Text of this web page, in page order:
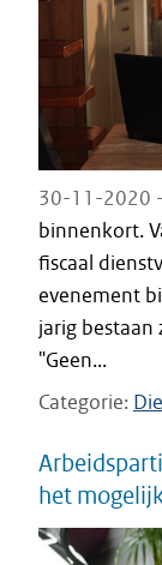
30-11-2020 -
binnenkort.
fiscaal
evenement
jarig bestaan
"Geen...
Categorie
het